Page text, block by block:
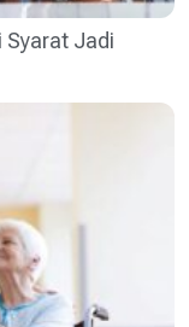
Syarat Jadi